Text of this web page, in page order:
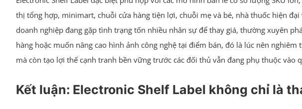
thị tổng hợp, minimart, chuỗi cửa hàng tiện lợi, chuỗi mẹ và bé, nhà thuốc hiện
doanh nghiệp đang gặp tình trạng tốn nhiều nhân sự để thay giá, thường xuyên
hàng hoặc muốn nâng cao hình ảnh công nghệ tại điểm bán, đó là lúc nên
mà còn tạo lợi thế cạnh tranh bền vững trước các đối thủ vẫn đang phụ thuộc vào
Kết luận: Electronic Shelf Label không chỉ là